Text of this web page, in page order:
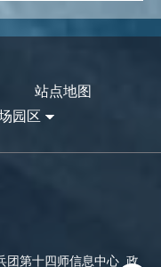
站点地图
园区
团第十四师信息中心 政